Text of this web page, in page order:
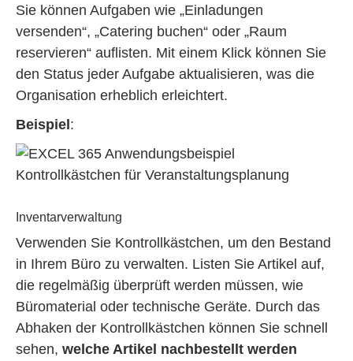
Sie können Aufgaben wie „Einladungen
versenden“, „Catering buchen“ oder „Raum
reservieren“ auflisten. Mit einem Klick können Sie
den Status jeder Aufgabe aktualisieren, was die
Organisation erheblich erleichtert.
Beispiel:
Inventarverwaltung
Verwenden Sie Kontrollkästchen, um den Bestand
in Ihrem Büro zu verwalten. Listen Sie Artikel auf,
die regelmäßig überprüft werden müssen, wie
Büromaterial oder technische Geräte. Durch das
Abhaken der Kontrollkästchen können Sie schnell
sehen, welche Artikel nachbestellt werden